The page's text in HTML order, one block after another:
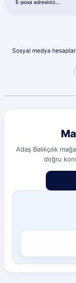
Sorunsuz
olcay tunçeli | 10/07/2026
Deneyimini Paylaş
Sosyal medya
Adaş Balıkçılık
doğru